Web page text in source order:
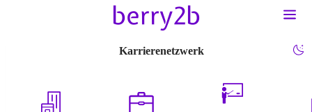
Karrierenetzwerk